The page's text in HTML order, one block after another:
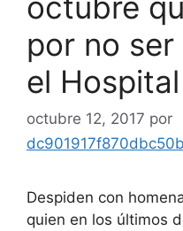
por no
el
octubre 12, 2017 por
Despiden con
quien en los últimos